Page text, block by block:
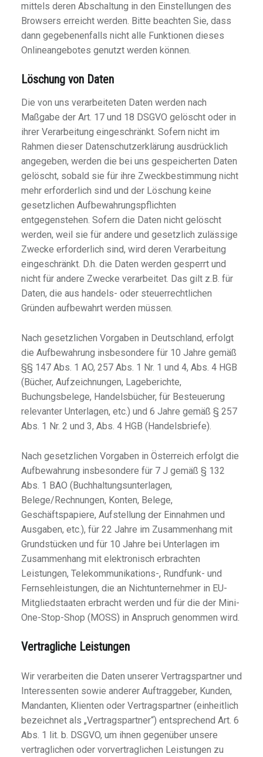
mittels deren Abschaltung in den Einstellungen des
Browsers erreicht werden. Bitte beachten Sie, dass
dann gegebenenfalls nicht alle Funktionen dieses
Onlineangebotes genutzt werden können.
Löschung von Daten
Die von uns verarbeiteten Daten werden nach
Maßgabe der Art. 17 und 18 DSGVO gelöscht oder in
ihrer Verarbeitung eingeschränkt. Sofern nicht im
Rahmen dieser Datenschutzerklärung ausdrücklich
angegeben, werden die bei uns gespeicherten Daten
gelöscht, sobald sie für ihre Zweckbestimmung nicht
mehr erforderlich sind und der Löschung keine
gesetzlichen Aufbewahrungspflichten
entgegenstehen. Sofern die Daten nicht gelöscht
werden, weil sie für andere und gesetzlich zulässige
Zwecke erforderlich sind, wird deren Verarbeitung
eingeschränkt. D.h. die Daten werden gesperrt und
nicht für andere Zwecke verarbeitet. Das gilt z.B. für
Daten, die aus handels- oder steuerrechtlichen
Gründen aufbewahrt werden müssen.
Nach gesetzlichen Vorgaben in Deutschland, erfolgt
die Aufbewahrung insbesondere für 10 Jahre gemäß
§§ 147 Abs. 1 AO, 257 Abs. 1 Nr. 1 und 4, Abs. 4 HGB
(Bücher, Aufzeichnungen, Lageberichte,
Buchungsbelege, Handelsbücher, für Besteuerung
relevanter Unterlagen, etc.) und 6 Jahre gemäß § 257
Abs. 1 Nr. 2 und 3, Abs. 4 HGB (Handelsbriefe).
Nach gesetzlichen Vorgaben in Österreich erfolgt die
Aufbewahrung insbesondere für 7 J gemäß § 132
Abs. 1 BAO (Buchhaltungsunterlagen,
Belege/Rechnungen, Konten, Belege,
Geschäftspapiere, Aufstellung der Einnahmen und
Ausgaben, etc.), für 22 Jahre im Zusammenhang mit
Grundstücken und für 10 Jahre bei Unterlagen im
Zusammenhang mit elektronisch erbrachten
Leistungen, Telekommunikations-, Rundfunk- und
Fernsehleistungen, die an Nichtunternehmer in EU-
Mitgliedstaaten erbracht werden und für die der Mini-
One-Stop-Shop (MOSS) in Anspruch genommen wird.
Vertragliche Leistungen
Wir verarbeiten die Daten unserer Vertragspartner und
Interessenten sowie anderer Auftraggeber, Kunden,
Mandanten, Klienten oder Vertragspartner (einheitlich
bezeichnet als „Vertragspartner“) entsprechend Art. 6
Abs. 1 lit. b. DSGVO, um ihnen gegenüber unsere
vertraglichen oder vorvertraglichen Leistungen zu